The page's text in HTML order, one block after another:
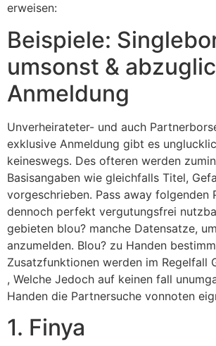
erweisen:
Beispiele:
umsonst &
Anmeldung
Unverheirateter- und auch
exklusive Anmeldung gibt es
keineswegs. Des ofteren werden
Basisangaben wie gleichfalls Titel,
vorgeschrieben. Pass away folgenden
dennoch perfekt vergutungsfrei
gebieten blou? manche Datensatze,
anzumelden. Blou? zu Handen
Zusatzfunktionen werden im Regelfall
, Welche Jedoch auf keinen fall
Handen die Partnersuche vonnoten
1. Finya